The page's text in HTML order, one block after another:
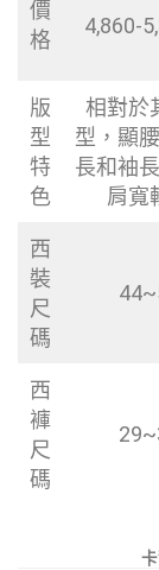
價
格
4,860-
版
型
特
色
相對於
型，顯
長和袖
肩寬
西
裝
尺
碼
西
褲
尺
碼